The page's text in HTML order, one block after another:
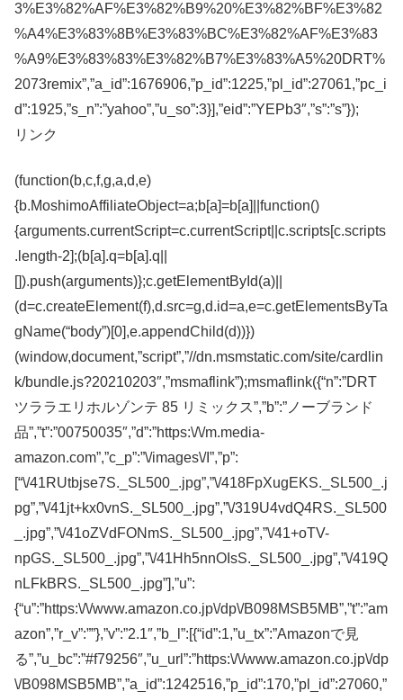
3%E3%82%AF%E3%82%B9%20%E3%82%BF%E3%82
%A4%E3%83%8B%E3%83%BC%E3%82%AF%E3%83
%A9%E3%83%83%E3%82%B7%E3%83%A5%20DRT%
2073remix”,”a_id”:1676906,”p_id”:1225,”pl_id”:27061,”pc_i
d”:1925,”s_n”:”yahoo”,”u_so”:3}],”eid”:”YEPb3″,”s”:”s”});
リンク
(function(b,c,f,g,a,d,e)
{b.MoshimoAffiliateObject=a;b[a]=b[a]||function()
{arguments.currentScript=c.currentScript||c.scripts[c.scripts
.length-2];(b[a].q=b[a].q||
[]).push(arguments)};c.getElementById(a)||
(d=c.createElement(f),d.src=g,d.id=a,e=c.getElementsByTa
gName(“body”)[0],e.appendChild(d))})
(window,document,”script”,”//dn.msmstatic.com/site/cardlin
k/bundle.js?20210203″,”msmaflink”);msmaflink({“n”:”DRT
ツララエリホルゾンテ 85 リミックス”,”b”:”ノーブランド
品”,”t”:”00750035″,”d”:”https:\/\/m.media-
amazon.com”,”c_p”:”\/images\/I”,”p”:
[“\/41RUtbjse7S._SL500_.jpg”,”\/418FpXugEKS._SL500_.j
pg”,”\/41jt+kx0vnS._SL500_.jpg”,”\/319U4vdQ4RS._SL500
_.jpg”,”\/41oZVdFONmS._SL500_.jpg”,”\/41+oTV-
npGS._SL500_.jpg”,”\/41Hh5nnOIsS._SL500_.jpg”,”\/419Q
nLFkBRS._SL500_.jpg”],”u”:
{“u”:”https:\/\/www.amazon.co.jp\/dp\/B098MSB5MB”,”t”:”am
azon”,”r_v”:””},”v”:”2.1″,”b_l”:[{“id”:1,”u_tx”:”Amazonで見
る”,”u_bc”:”#f79256″,”u_url”:”https:\/\/www.amazon.co.jp\/dp
\/B098MSB5MB”,”a_id”:1242516,”p_id”:170,”pl_id”:27060,”